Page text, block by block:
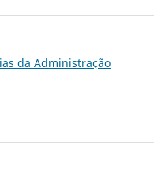
da Administração